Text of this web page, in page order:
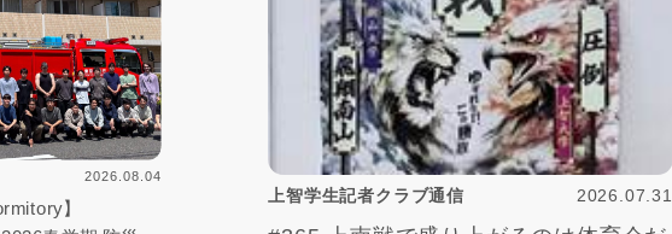
2026.08.04
】
上智学生記者クラブ通信 2026.07.31